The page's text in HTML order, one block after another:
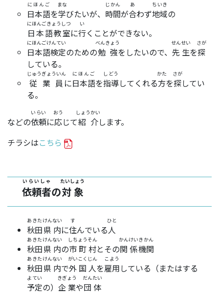
日本語
にほんご
を学
まな
びたいが、 時間
じかん
が合
あ
わず地域
ちいき
の
日本語教室
にほんごきょうしつ
に行
い
くことができない。
日本語検定
にほんごけんてい
のための勉強
べんきょう
をしたいので、 先生
せんせい
を探
さが
している。
従業員
じゅうぎょういん
に日本語
にほんご
を指導
しどう
してくれる方
かた
を探
さが
してい
る。
などの依頼
いらい
に応
おう
じて紹介
しょうかい
します。
チラシはこちら
依頼者
いらいしゃ
の対象
たいしょう
秋田
あきた
県内
けんない
に住
す
んでいる人
ひと
秋田
あきた
県内
けんない
の市町村
しちょうそん
とその関係
かんけい
機関
きかん
秋田
あきた
県内
けんない
で外国人
がいこくじん
を雇用
こよう
している（またはする
予定
よてい
の） 企業
きぎょう
や団体
だんたい